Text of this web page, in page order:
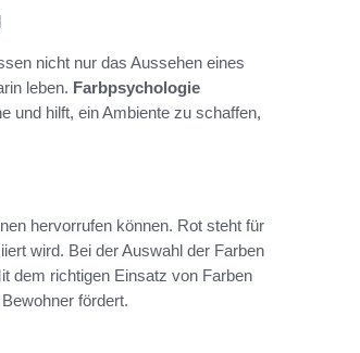
nicht nur das Aussehen eines
leben. Farbpsychologie
und hilft, ein Ambiente zu schaffen,
hervorrufen können. Rot steht für
wird. Bei der Auswahl der Farben
dem richtigen Einsatz von Farben
fördert.